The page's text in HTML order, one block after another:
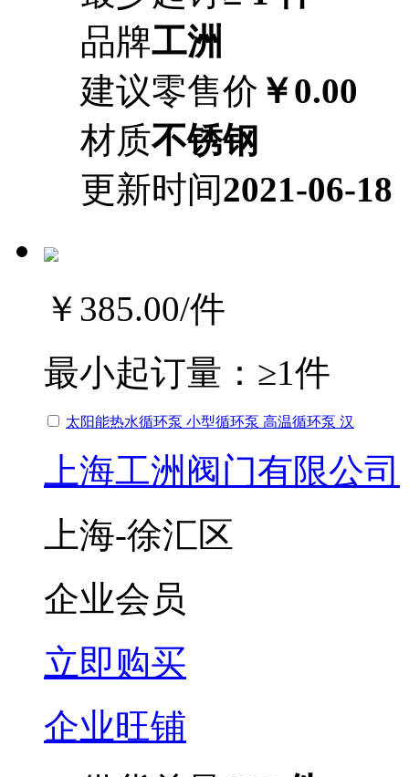
品牌工洲
建议零售价 ￥0.00
材质不锈钢
更新时间2021-06-18
￥385.00/件
最小起订量： ≥1件
太阳能热水循环泵 小型循环泵 高温循环泵 汉
上海工洲阀门有限公司
上海-徐汇区
企业会员
立即购买
企业旺铺